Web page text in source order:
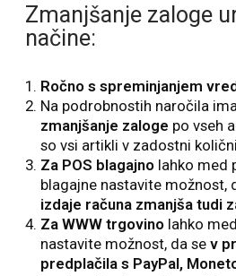
Zmanjšanje zaloge
načine:
Ročno s spreminjanjem
Na podrobnostih naročila
zmanjšanje zaloge po vseh
so vsi artikli v zadostni
Za POS blagajnolahko med
blagajne nastavite možnost,
izdaje računa zmanjša tudi
Za WWW trgovinolahko
nastavite možnost, da se v
predplačila s PayPal,